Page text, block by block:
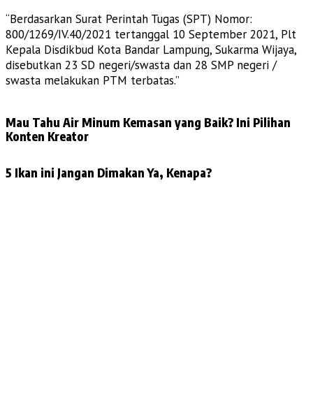
“Berdasarkan Surat Perintah Tugas (SPT) Nomor:
800/1269/IV.40/2021 tertanggal 10 September 2021, Plt
Kepala Disdikbud Kota Bandar Lampung, Sukarma Wijaya,
disebutkan 23 SD negeri/swasta dan 28 SMP negeri /
swasta melakukan PTM terbatas.”
Mau Tahu Air Minum Kemasan yang Baik? Ini Pilihan
Konten Kreator
5 Ikan ini Jangan Dimakan Ya, Kenapa?